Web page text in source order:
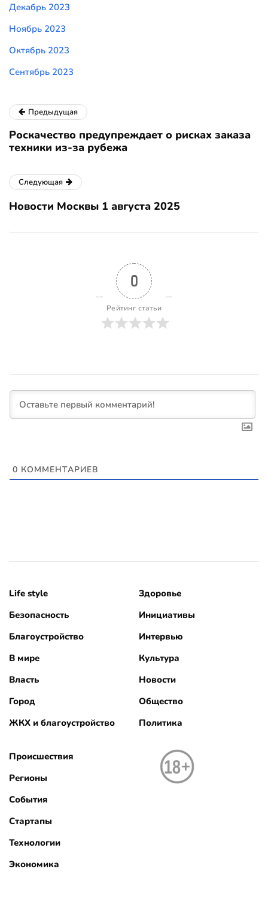
Декабрь 2023
Ноябрь 2023
Октябрь 2023
Сентябрь 2023
Предыдущая
Роскачество предупреждает о рисках заказа
техники из-за рубежа
Следующая
Новости Москвы 1 августа 2025
0
Рейтинг статьи
0 КОММЕНТАРИЕВ
Life style
Безопасность
Благоустройство
В мире
Власть
Город
ЖКХ и благоустройство
Здоровье
Инициативы
Интервью
Культура
Новости
Общество
Политика
Происшествия
Регионы
События
Стартапы
Технологии
Экономика